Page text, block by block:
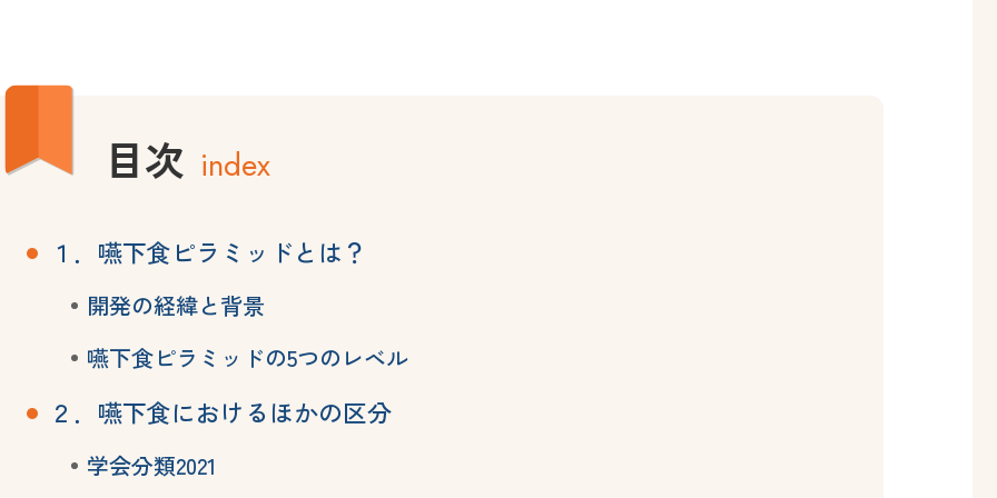
目次 index
１．嚥下食ピラミッドとは？
開発の経緯と背景
嚥下食ピラミッドの5つのレベル
２．嚥下食におけるほかの区分
学会分類2021